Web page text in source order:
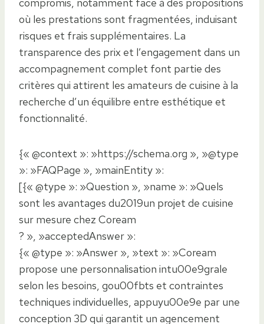
compromis, notamment face à des propositions
où les prestations sont fragmentées, induisant
risques et frais supplémentaires. La
transparence des prix et l’engagement dans un
accompagnement complet font partie des
critères qui attirent les amateurs de cuisine à la
recherche d’un équilibre entre esthétique et
fonctionnalité.
{« @context »: »https://schema.org », »@type
»: »FAQPage », »mainEntity »:
[{« @type »: »Question », »name »: »Quels
sont les avantages du2019un projet de cuisine
sur mesure chez Coream
? », »acceptedAnswer »:
{« @type »: »Answer », »text »: »Coream
propose une personnalisation intu00e9grale
selon les besoins, gou00fbts et contraintes
techniques individuelles, appuyu00e9e par une
conception 3D qui garantit un agencement